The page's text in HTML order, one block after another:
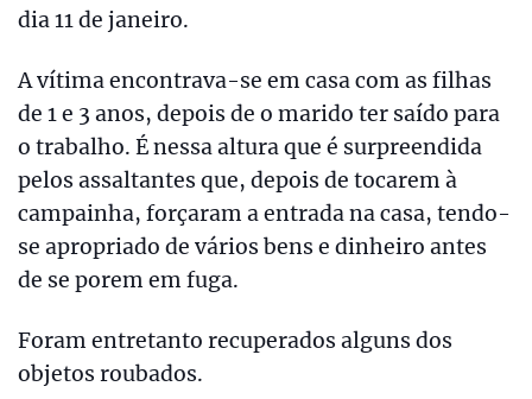
dia 11 de janeiro.
A vítima encontrava-se em casa com as filhas
de 1 e 3 anos, depois de o marido ter saído para
o trabalho. É nessa altura que é surpreendida
pelos assaltantes que, depois de tocarem à
campainha, forçaram a entrada na casa, tendo-
se apropriado de vários bens e dinheiro antes
de se porem em fuga.
Foram entretanto recuperados alguns dos
objetos roubados.